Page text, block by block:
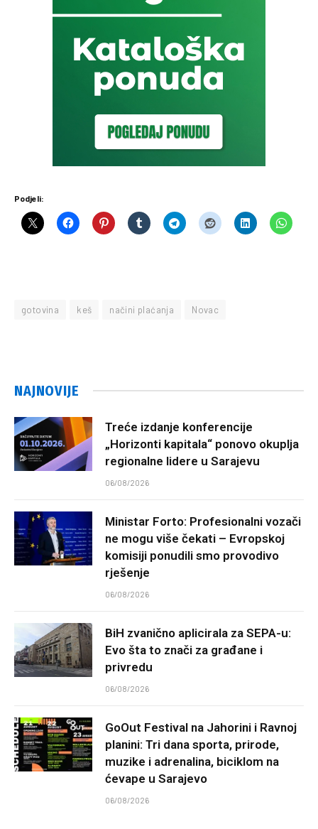
Podjeli:
gotovina keš načini plaćanja Novac
NAJNOVIJE
Treće izdanje konferencije
„Horizonti kapitala“ ponovo okuplja
regionalne lidere u Sarajevu
06/08/2026
Ministar Forto: Profesionalni vozači
ne mogu više čekati – Evropskoj
komisiji ponudili smo provodivo
rješenje
06/08/2026
BiH zvanično aplicirala za SEPA-u:
Evo šta to znači za građane i
privredu
06/08/2026
GoOut Festival na Jahorini i Ravnoj
planini: Tri dana sporta, prirode,
muzike i adrenalina, biciklom na
ćevape u Sarajevo
06/08/2026